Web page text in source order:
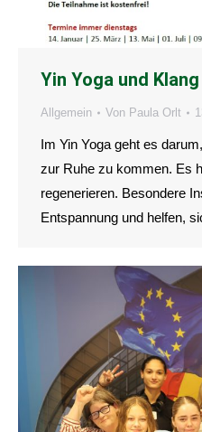
Yin Yoga und
Allgemein Von Paula Orlt
Im Yin Yoga geht es
zur Ruhe zu kommen. Es
regenerieren. Besondere
Entspannung und helfen,